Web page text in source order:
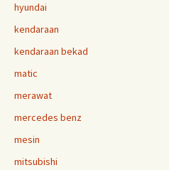
hyundai
kendaraan
kendaraan bekad
matic
merawat
mercedes benz
mesin
mitsubishi